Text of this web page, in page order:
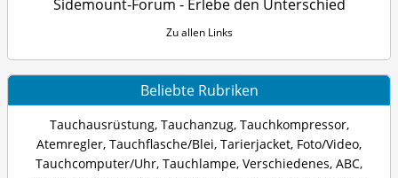
Sidemount-Forum - Erlebe den Unterschied
Zu allen Links
Beliebte Rubriken
Tauchausrüstung, Tauchanzug, Tauchkompressor,
Atemregler, Tauchflasche/Blei, Tarierjacket, Foto/Video,
Tauchcomputer/Uhr, Tauchlampe, Verschiedenes, ABC,